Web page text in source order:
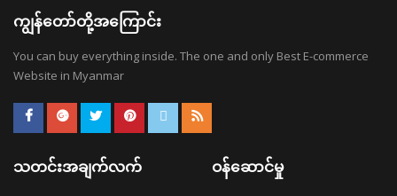
ကျွန်တော်တို့အကြောင်း
You can buy everything inside. The one and only Best E-commerce
Website in Myanmar
သတင်းအချက်လက် ဝန်ဆောင်မှု